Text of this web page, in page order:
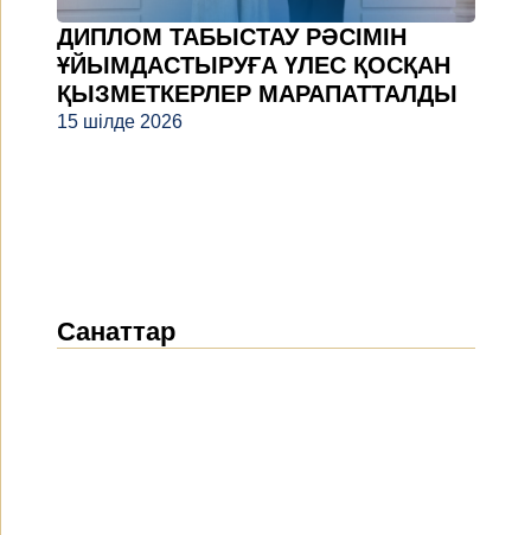
ДИПЛОМ ТАБЫСТАУ РӘСІМІН
ҰЙЫМДАСТЫРУҒА ҮЛЕС ҚОСҚАН
ҚЫЗМЕТКЕРЛЕР МАРАПАТТАЛДЫ
15 шілде 2026
Санаттар